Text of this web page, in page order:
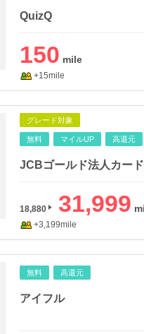
QuizQ
150
+15mile
グレード対象
無料 マイルUP 高還元
JCBゴールド法人カード
18,880 31,999
+3,199mile
無料 高還元
アイフル